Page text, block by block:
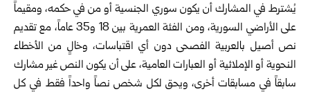
يُشترط في المشارك أن يكون سوري الجنسية أو من في حكمه، ومقيماً
على الأراضي السورية، ومن الفئة العمرية بين 18 و35 عاماً، مع تقديم
نص أصيل بالعربية الفصحى دون أي اقتباسات، وخالٍ من الأخطاء
النحوية أو الإملائية أو العبارات العامية، على أن يكون النص غير مشارك
سابقاً في مسابقات أخرى، ويحق لكل شخص نصاً واحداً فقط في كل